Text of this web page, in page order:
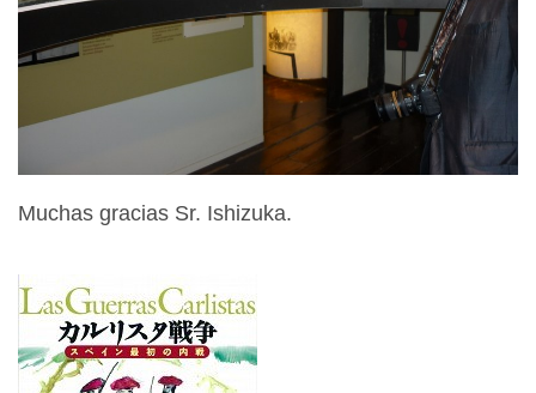
Muchas gracias Sr. Ishizuka.